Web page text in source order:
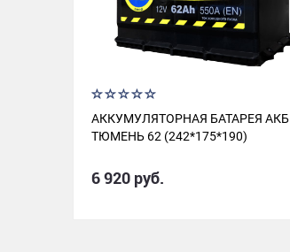
АККУМУЛЯТОРНАЯ БАТАРЕЯ АКБ
ТЮМЕНЬ 62 (242*175*190)
6 920 руб.